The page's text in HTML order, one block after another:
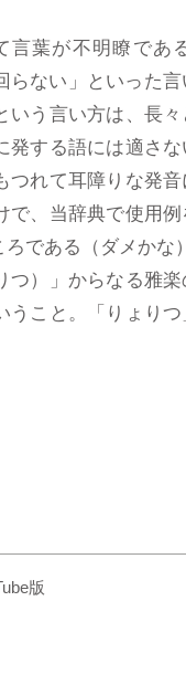
葉が不明瞭で
ない」といった
う言い方は、長
する語には適さ
れて耳障りな発
、当辞典で使用
である（ダメかな
つ）」からなる雅
こと。「りょり
版